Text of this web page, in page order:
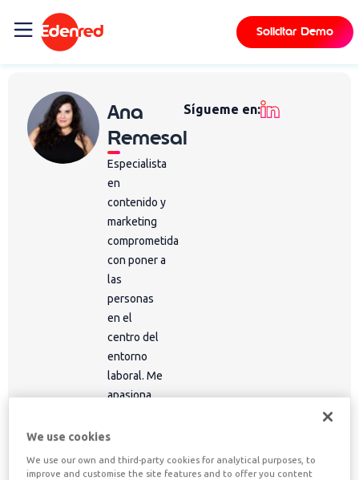
Solicitar Demo
Ana
Remesal
Especialista
en
contenido y
marketing
comprometida
con poner a
las
personas
en el
centro del
entorno
laboral. Me
apasiona
un sector
contenido
Sígueme en:
We use cookies
We use our own and third-party cookies for analytical purposes, to
improve and customise the site features and to offer you content